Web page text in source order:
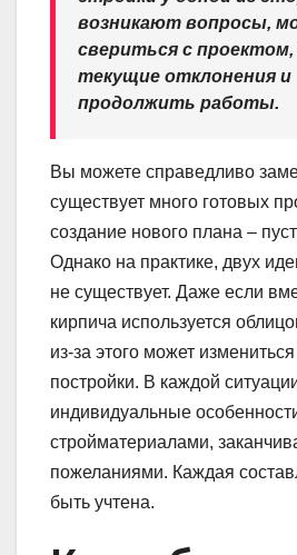
возникают вопросы,
свериться с
текущие отклонения и
продолжить работы.
Вы можете справедливо
существует много готовых
создание нового плана –
Однако на практике, двух
не существует. Даже если
кирпича используется
из-за этого может
постройки. В каждой
индивидуальные
стройматериалами,
пожеланиями. Каждая
быть учтена.